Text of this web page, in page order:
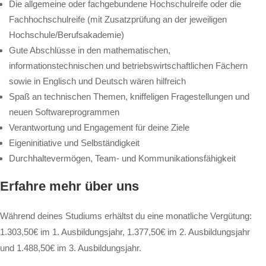
Die allgemeine oder fachgebundene Hochschulreife oder die
Fachhochschulreife (mit Zusatzprüfung an der jeweiligen
Hochschule/Berufsakademie)
Gute Abschlüsse in den mathematischen,
informationstechnischen und betriebswirtschaftlichen Fächern
sowie in Englisch und Deutsch wären hilfreich
Spaß an technischen Themen, kniffeligen Fragestellungen und
neuen Softwareprogrammen
Verantwortung und Engagement für deine Ziele
Eigeninitiative und Selbständigkeit
Durchhaltevermögen, Team- und Kommunikationsfähigkeit
Erfahre mehr über uns
Während deines Studiums erhältst du eine monatliche Vergütung:
1.303,50€ im 1. Ausbildungsjahr, 1.377,50€ im 2. Ausbildungsjahr
und 1.488,50€ im 3. Ausbildungsjahr.